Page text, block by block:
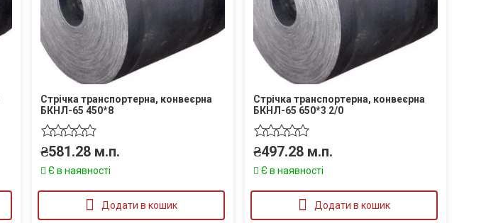
Стрічка транспортерна, конвеєрна
БКНЛ-65 450*8
₴581.28 м.п.
Є в наявності
Додати в кошик
Стрічка транспортерна, конвеєрна
БКНЛ-65 650*3 2/0
₴497.28 м.п.
Є в наявності
Додати в кошик